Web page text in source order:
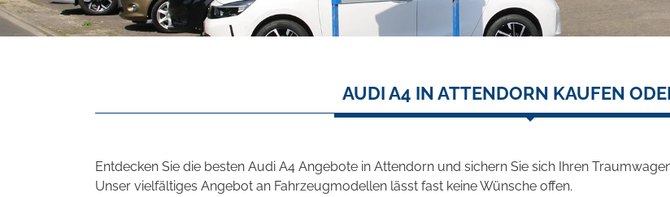
AUDI A4 IN ATTENDORN KAUFEN
Entdecken Sie die besten Audi A4 Angebote in Attendorn und sichern Sie sich Ihren
Unser vielfältiges Angebot an Fahrzeugmodellen lässt fast keine Wünsche offen.